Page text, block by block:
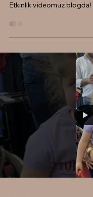
Etkinlik videomuz blogda!